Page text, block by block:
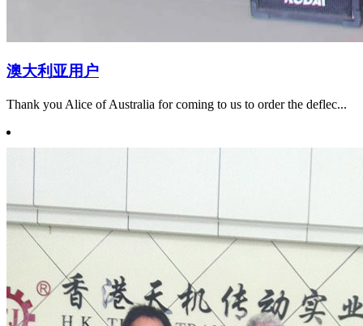
澳大利亚用户
Thank you Alice of Australia for coming to us to order the deflec...